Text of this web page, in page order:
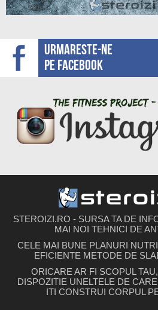
Urmareste-ne
pe facebook
STEROIZI.RO - SURSA TA DE
MAI NOI TEHNICI DE
CELE MAI BUNE PLANURI
EFICIENTE METODE DE
ORICARE AR FI SCOPUL
DISPOZITIE UNELTELE DE
ITI CONSTRUI CORPUL